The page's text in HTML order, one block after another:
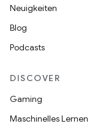
Neuigkeiten
Blog
Podcasts
DISCOVER
Gaming
Maschinelles Lernen